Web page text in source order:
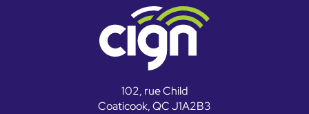
102, rue Child
Coaticook, QC J1A2B3